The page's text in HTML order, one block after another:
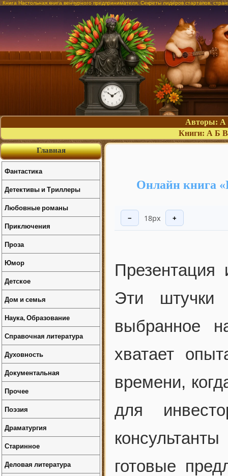
Книга Настольная книга венчурного предпринимателя. Секреты лидеров стартапов,
Авторы: А
Книги: А Б В
Онлайн книга
− 18px +
Эти
выбранное
хватает
времени,
для
готовые
Главная
Фантастика
Детективы и Триллеры
Любовные романы
Приключения
Проза
Юмор
Детское
Дом и семья
Наука, Образование
Справочная литература
Духовность
Документальная
Прочее
Поэзия
Драматургия
Старинное
Деловая литература